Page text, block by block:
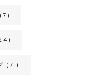
(7)
(71)